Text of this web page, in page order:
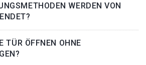
WERDEN VON
TÜR ÖFFNEN OHNE